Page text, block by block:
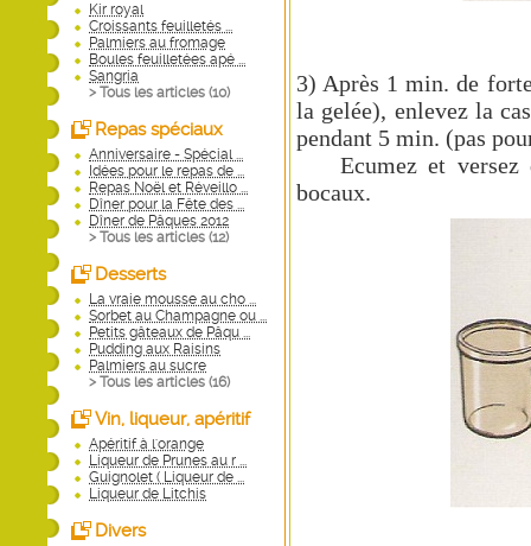
Kir royal
Croissants feuilletés ...
Palmiers au fromage
Boules feuilletées apé ...
Sangria
> Tous les articles (10)
Repas spéciaux
Anniversaire - Spécial ...
Idées pour le repas de ...
Repas Noël et Réveillo ...
Dîner pour la Fête des ...
Dîner de Pâques 2012
> Tous les articles (12)
Desserts
La vraie mousse au cho ...
Sorbet au Champagne ou ...
Petits gâteaux de Pâqu ...
Pudding aux Raisins
Palmiers au sucre
> Tous les articles (16)
Vin, liqueur, apéritif
Apéritif à l'orange
Liqueur de Prunes au r ...
Guignolet ( Liqueur de ...
Liqueur de Litchis
Divers
3) Après 1 min. de
la gelée), enlevez la
pendant 5 min. (pas
Ecumez et versez
bocaux.